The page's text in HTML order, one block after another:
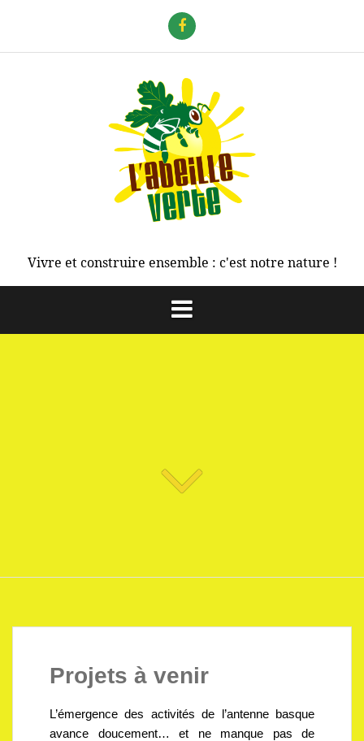
Vivre et construire ensemble : c'est notre nature !
Projets à venir
L’émergence des activités de l’antenne basque
avance doucement… et ne manque pas de